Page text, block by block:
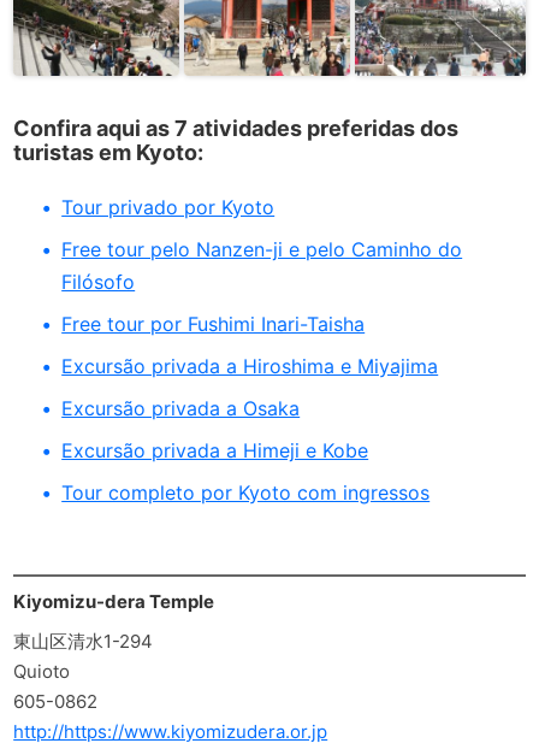
Confira aqui as 7 atividades preferidas dos
turistas em Kyoto:
Tour privado por Kyoto
Free tour pelo Nanzen-ji e pelo Caminho do
Filósofo
Free tour por Fushimi Inari-Taisha
Excursão privada a Hiroshima e Miyajima
Excursão privada a Osaka
Excursão privada a Himeji e Kobe
Tour completo por Kyoto com ingressos
Kiyomizu-dera Temple
東山区清水1-294
Quioto
605-0862
http://https://www.kiyomizudera.or.jp